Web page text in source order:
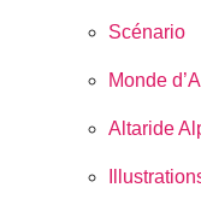
Scénario
Monde
Altaride